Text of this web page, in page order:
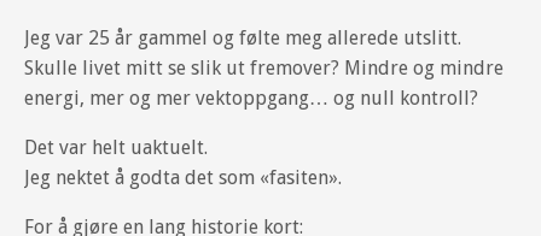
Jeg var 25 år gammel og følte meg allerede utslitt.
Skulle livet mitt se slik ut fremover? Mindre og mindre
energi, mer og mer vektoppgang… og null kontroll?
Det var helt uaktuelt.
Jeg nektet å godta det som «fasiten».
For å gjøre en lang historie kort: